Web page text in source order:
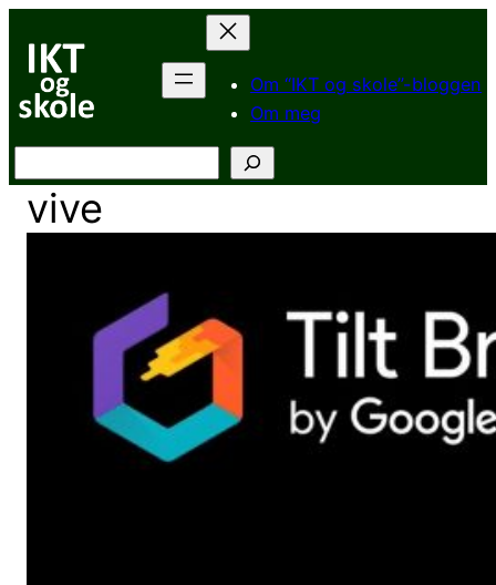
innhold
Om “IKT og skole”-bloggen
Om meg
vive